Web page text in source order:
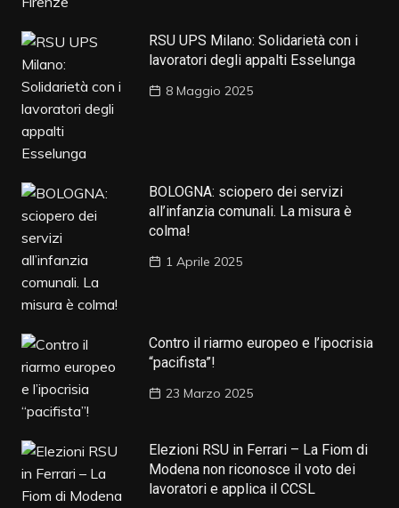
RSU UPS Milano: Solidarietà con i
lavoratori degli appalti Esselunga
8 Maggio 2025
BOLOGNA: sciopero dei servizi
all’infanzia comunali. La misura è
colma!
1 Aprile 2025
Contro il riarmo europeo e l’ipocrisia
“pacifista”!
23 Marzo 2025
Elezioni RSU in Ferrari – La Fiom di
Modena non riconosce il voto dei
lavoratori e applica il CCSL